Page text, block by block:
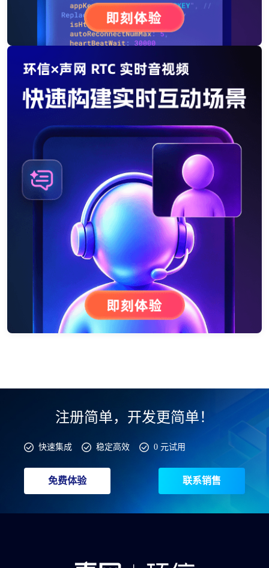
注册简单，开发更简单！
快速集成 稳定高效 0 元试用
免费体验 联系销售